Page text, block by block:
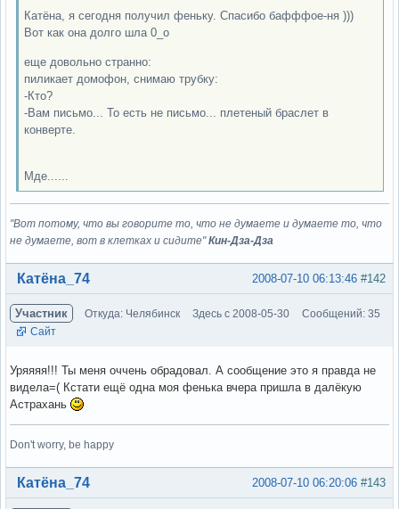
Катёна, я сегодня получил феньку. Спасибо бафффое-ня )))
Вот как она долго шла 0_о
еще довольно странно:
пиликает домофон, снимаю трубку:
-Кто?
-Вам письмо... То есть не письмо... плетеный браслет в
конверте.
Мде......
"Вот потому, что вы говорите то, что не думаете и думаете то, что
не думаете, вот в клетках и сидите"Кин-Дза-Дза
Вне форума #142
2008-07-10 06:13:46
Катёна_74
Участник Откуда: Челябинск Здесь с 2008-05-30
Сообщений: 35
Сайт
Уряяяя!!! Ты меня оччень обрадовал. А сообщение это я правда не
видела=( Кстати ещё одна моя фенька вчера пришла в далёкую
Астрахань
Don't worry, be happy
Вне форума #143
2008-07-10 06:20:06
Катёна_74